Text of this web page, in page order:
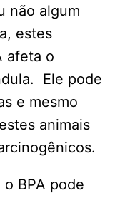
não algum
estes
afeta o
Ele pode
e mesmo
animais
BPA pode